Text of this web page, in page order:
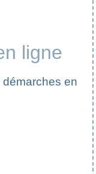
ligne
démarches en